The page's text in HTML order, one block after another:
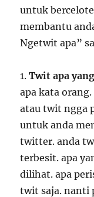
untuk
membantu
Ngetwit apa”
1.Twit apa
apa kata
atau twit ngga
untuk anda
twitter. anda
terbesit. apa
dilihat. apa
twit saja. nanti